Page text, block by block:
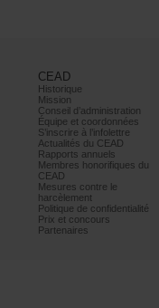
CEAD
Historique
Mission
Conseild’administration
Équipeetcoordonnées
S’inscrireàl’infolettre
ActualitésduCEAD
Rapportsannuels
Membreshonorifiquesdu
CEAD
Mesurescontrele
harcèlement
Politiquedeconfidentialité
Prixetconcours
Partenaires